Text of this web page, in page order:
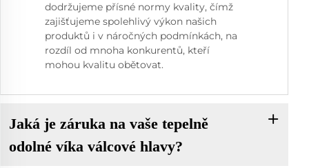
dodržujeme přísné normy kvality, čímž
zajišťujeme spolehlivý výkon našich
produktů i v náročných podmínkách, na
rozdíl od mnoha konkurentů, kteří
mohou kvalitu obětovat.
Jaká je záruka na vaše tepelně
odolné víka válcové hlavy?